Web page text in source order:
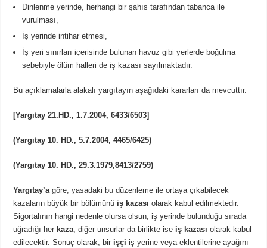
Dinlenme yerinde, herhangi bir şahıs tarafından tabanca ile
vurulması,
İş yerinde intihar etmesi,
İş yeri sınırları içerisinde bulunan havuz gibi yerlerde boğulma
sebebiyle ölüm halleri de iş kazası sayılmaktadır.
Bu açıklamalarla alakalı yargıtayın aşağıdaki kararları da mevcuttır.
[Yargıtay 21.HD., 1.7.2004, 6433/6503]
(Yargıtay 10. HD., 5.7.2004, 4465/6425)
(Yargıtay 10. HD., 29.3.1979,8413/2759)
Yargıtay’agöre, yasadaki bu düzenleme ile ortaya çıkabilecek
kazaların büyük bir bölümünü iş kazası olarak kabul edilmektedir.
Sigortalının hangi nedenle olursa olsun, iş yerinde bulunduğu sırada
uğradığı her kaza, diğer unsurlar da birlikte ise iş kazası olarak kabul
edilecektir. Sonuç olarak, bir işçi iş yerine veya eklentilerine ayağını